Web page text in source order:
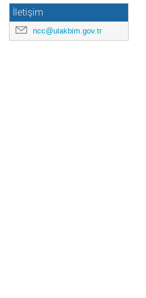
İletişim
ncc@ulakbim.gov.tr